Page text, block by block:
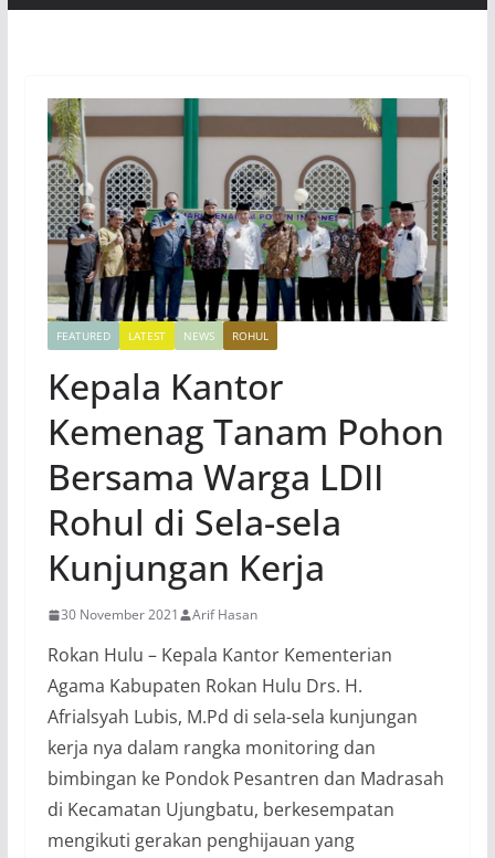
FEATURED LATEST NEWS ROHUL
Kepala Kantor
Kemenag Tanam Pohon
Bersama Warga LDII
Rohul di Sela-sela
Kunjungan Kerja
30 November 2021 Arif Hasan
Rokan Hulu – Kepala Kantor Kementerian
Agama Kabupaten Rokan Hulu Drs. H.
Afrialsyah Lubis, M.Pd di sela-sela kunjungan
kerja nya dalam rangka monitoring dan
bimbingan ke Pondok Pesantren dan Madrasah
di Kecamatan Ujungbatu, berkesempatan
mengikuti gerakan penghijauan yang